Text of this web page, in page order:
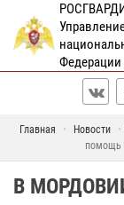
Федерации
Главная Новости
помощь
В